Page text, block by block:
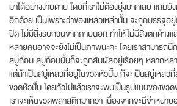
มาได้อย่างง่ายดาย โดยที่เราไม่ต้องยุ่งยากเลย แถม
อีกด้วย เป็นเพราะว่าของเหลวเหล่านั้น จะถูกบรรจุอ
ปิด ไม่มีสิ่งรบกวนจากภายนอก ทำให้ไม่มีสิ่งตกค้างแล
หลายคนอาจจะยังไม่เป็นภาพนะคะ โดยเราสามารถนึ
สบู่ก้อน สบู่ก้อนนั้นก็จะถูกสัมผัสอยู่เรื่อยๆ หลากหล
แต่ถ้าเป็นสบู่เหลวที่อยู่ในขวดหัวปั๊ม ก็จะเป็นสบู่เหลว
ขวดหัวปั๊ม โดยทั่วไปแล้วเราจะพบเป็นรูปแบบของข
เราจะเห็นขวดพลาสติกมากว่า เนื่องจากจะมีจำหน่า